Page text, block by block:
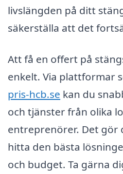
livslängden på ditt
säkerställa att det
Att få en offert på
enkelt. Via plattformar
pris-hcb.se kan du
och tjänster från olika
entreprenörer. Det gör
hitta den bästa
och budget. Ta gärna